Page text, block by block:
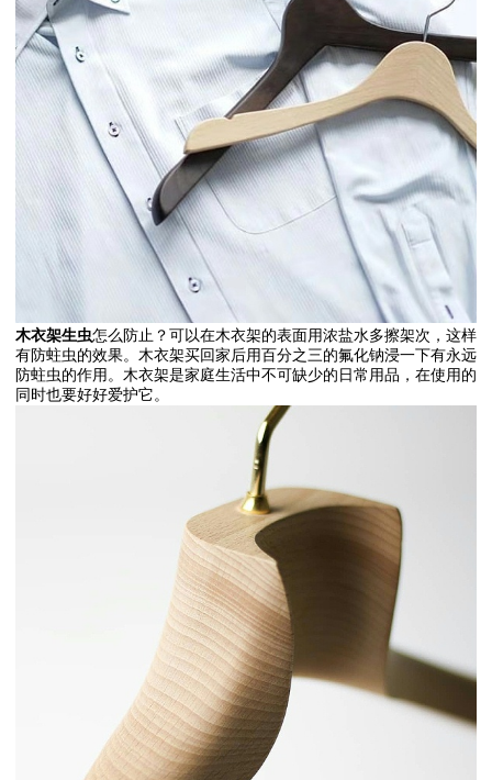
木衣架生虫怎么防止？可以在木衣架的表面用浓盐水多擦架次，这样
有防蛀虫的效果。木衣架买回家后用百分之三的氟化钠浸一下有永远
防蛀虫的作用。木衣架是家庭生活中不可缺少的日常用品，在使用的
同时也要好好爱护它。